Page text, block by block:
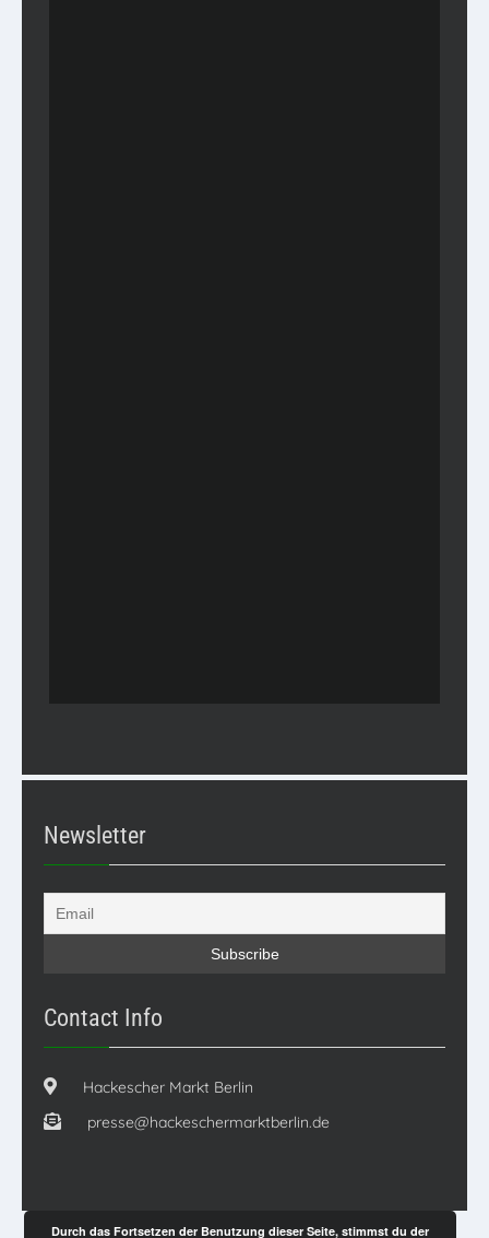
Newsletter
Contact Info
Hackescher Markt Berlin
presse@hackeschermarktberlin.de
Durch das Fortsetzen der Benutzung dieser Seite, stimmst du der